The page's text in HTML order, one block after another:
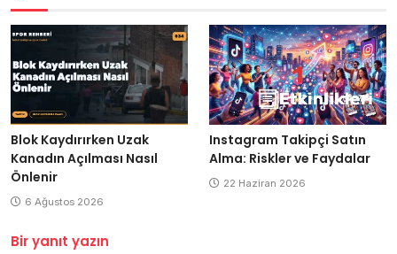
Blok Kaydırırken Uzak
Kanadın Açılması Nasıl
Önlenir
6 Ağustos 2026
Instagram Takipçi Satın
Alma: Riskler ve Faydalar
22 Haziran 2026
Bir yanıt yazın